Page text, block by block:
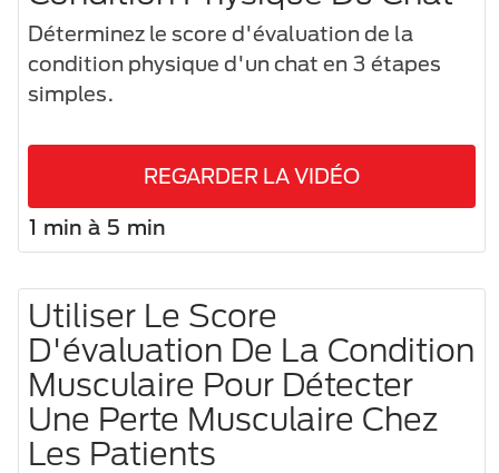
Déterminez le score d'évaluation de la
condition physique d'un chat en 3 étapes
simples.
REGARDER LA VIDÉO
1 min à 5 min
Utiliser Le Score
D'évaluation De La Condition
Musculaire Pour Détecter
Une Perte Musculaire Chez
Les Patients